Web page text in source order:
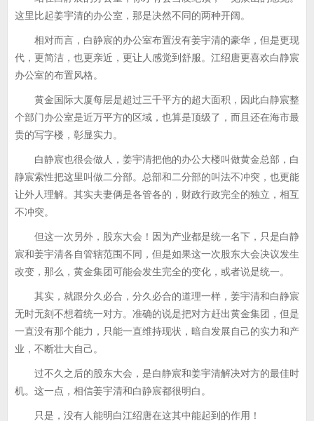
这里比起姜宇清的办公室，那是决然不同的两种开阔。
相对而言，白静宸的办公室布置没有姜宇清的豪华，但是更现
代，更简洁，也更亲近，更让人感觉到舒服。江绍唐更喜欢白静宸
办公室的布置风格。
黄金国际大厦每层是超过三千平方的超大面积，因此白静宸整
个部门办公室是近万平方的区域，也算是顶级了，而且还在海市最
贵的写字楼，彰显实力。
白静宸也很会做人，姜宇清把他的办公大楼叫做黄金总部，白
静宸索性把这里叫做二分部。总部和二分部的叫法不冲突，也更能
让外人理解。其实夫妻俩是各管各的，财政行政完全的独立，相互
不冲突。
但这一次另外，股东大会！因为产业都是统一名下，只是白静
宸和姜宇清各自管辖范围不同，但是如果这一次股东大会决议发生
改变，那么，黄金集团可能会发生完全的变化，或者说是统一。
其实，就跟分久必合，分久必合的道理一样，姜宇清和白静宸
无时无刻不想着统一对方。准确的说是把对方赶出黄金集团，但是
一直没有那个能力，只能一直维持现状，暗自发展自己的实力和产
业，不断壮大自己。
过不久之后的股东大会，是白静宸和姜宇清解决对方的最佳时
机。这一点，相信姜宇清和白静宸都很明白。
只是，没有人能明白江绍唐在这其中能起到的作用！